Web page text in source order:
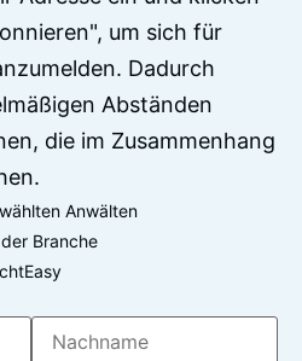
um sich für
Dadurch
Abständen
die im Zusammenhang
Anwälten
Branche